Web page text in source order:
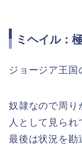
ミヘイル：
ジョージア王国
奴隷なので周り
人として見られ
最後は状況を勘